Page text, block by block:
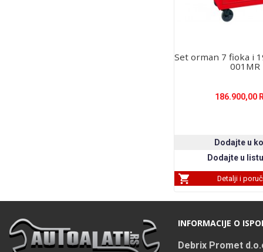
Set orman 7 fioka i
001MR
186.900,00
Detalji i
INFORMACIJE O
Debrix Promet